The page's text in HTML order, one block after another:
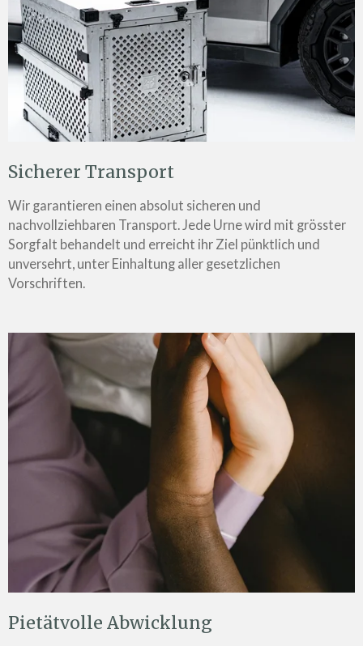
Sicherer Transport
Wir garantieren einen absolut sicheren und
nachvollziehbaren Transport. Jede Urne wird mit grösster
Sorgfalt behandelt und erreicht ihr Ziel pünktlich und
unversehrt, unter Einhaltung aller gesetzlichen
Vorschriften.
Pietätvolle Abwicklung